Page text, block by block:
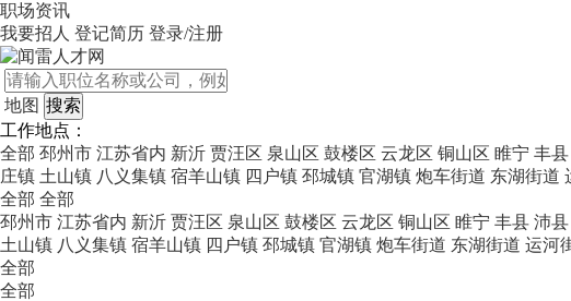
职场资讯
我要招人 登记简历 登录/注册
地图
工作地点：
全部 邳州市 江苏省内 新沂 贾汪区 泉山区 鼓楼区 云龙区 铜山区 睢宁 丰县
庄镇 土山镇 八义集镇 宿羊山镇 四户镇 邳城镇 官湖镇 炮车街道 东湖街道
全部 全部
邳州市 江苏省内 新沂 贾汪区 泉山区 鼓楼区 云龙区 铜山区 睢宁 丰县 沛县
土山镇 八义集镇 宿羊山镇 四户镇 邳城镇 官湖镇 炮车街道 东湖街道 运河
全部
全部